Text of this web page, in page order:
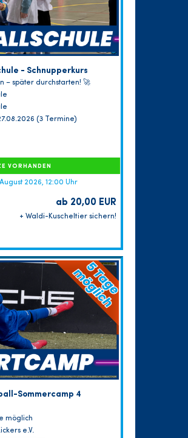
- Schnupperkurs
– später durchstarten! 🚀
(3 Termine)
VORHANDEN
2026, 12:00 Uhr
ab 20,00 EUR
+ Waldi-Kuscheltier sichern!
Sommercamp 4
möglich
e.V.